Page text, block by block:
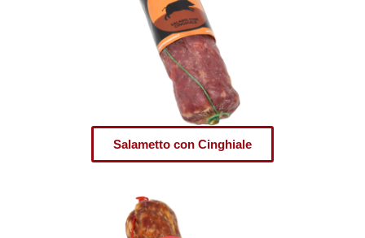
Salametto con Cinghiale